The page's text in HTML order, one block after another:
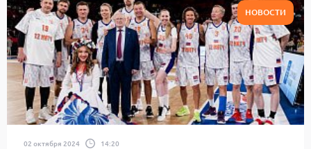
НОВОСТИ
02 октября 2024 14:20